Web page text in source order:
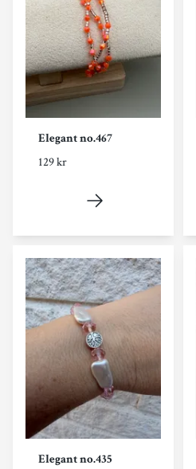
Elegant no.467
129 kr
Elegant no.435